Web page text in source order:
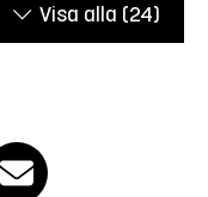
Visa alla (24)